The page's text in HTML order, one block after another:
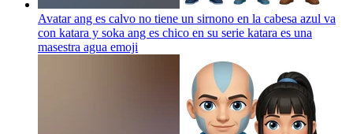
Avatar ang es calvo no tiene un sirnono en la cabesa azul va
con katara y soka ang es chico en su serie katara es una
masestra agua emoji